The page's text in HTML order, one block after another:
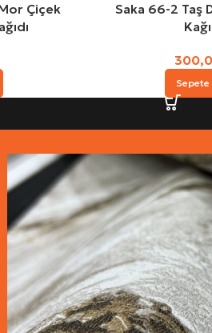
Çiçek
Saka 66-2 Taş
Sepete